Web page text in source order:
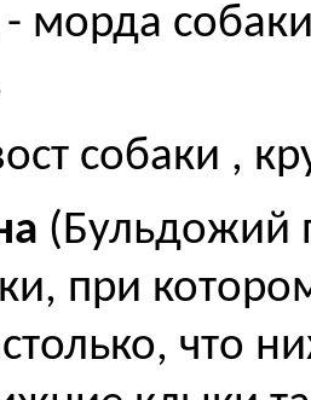
- морда
собаки ,
(Бульдожий
при
что